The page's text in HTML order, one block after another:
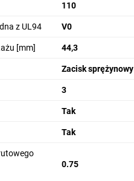
110
z UL94 V0
[mm] 44,3
Zacisk sprężynowy
3
Tak
Tak
0.75